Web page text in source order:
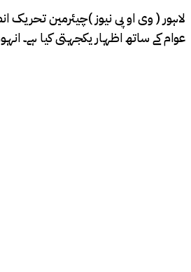
لاہور ( وی او پی نیوز )چیئرمین
عوام کے ساتھ اظہار یکجہتی کیا ہے۔